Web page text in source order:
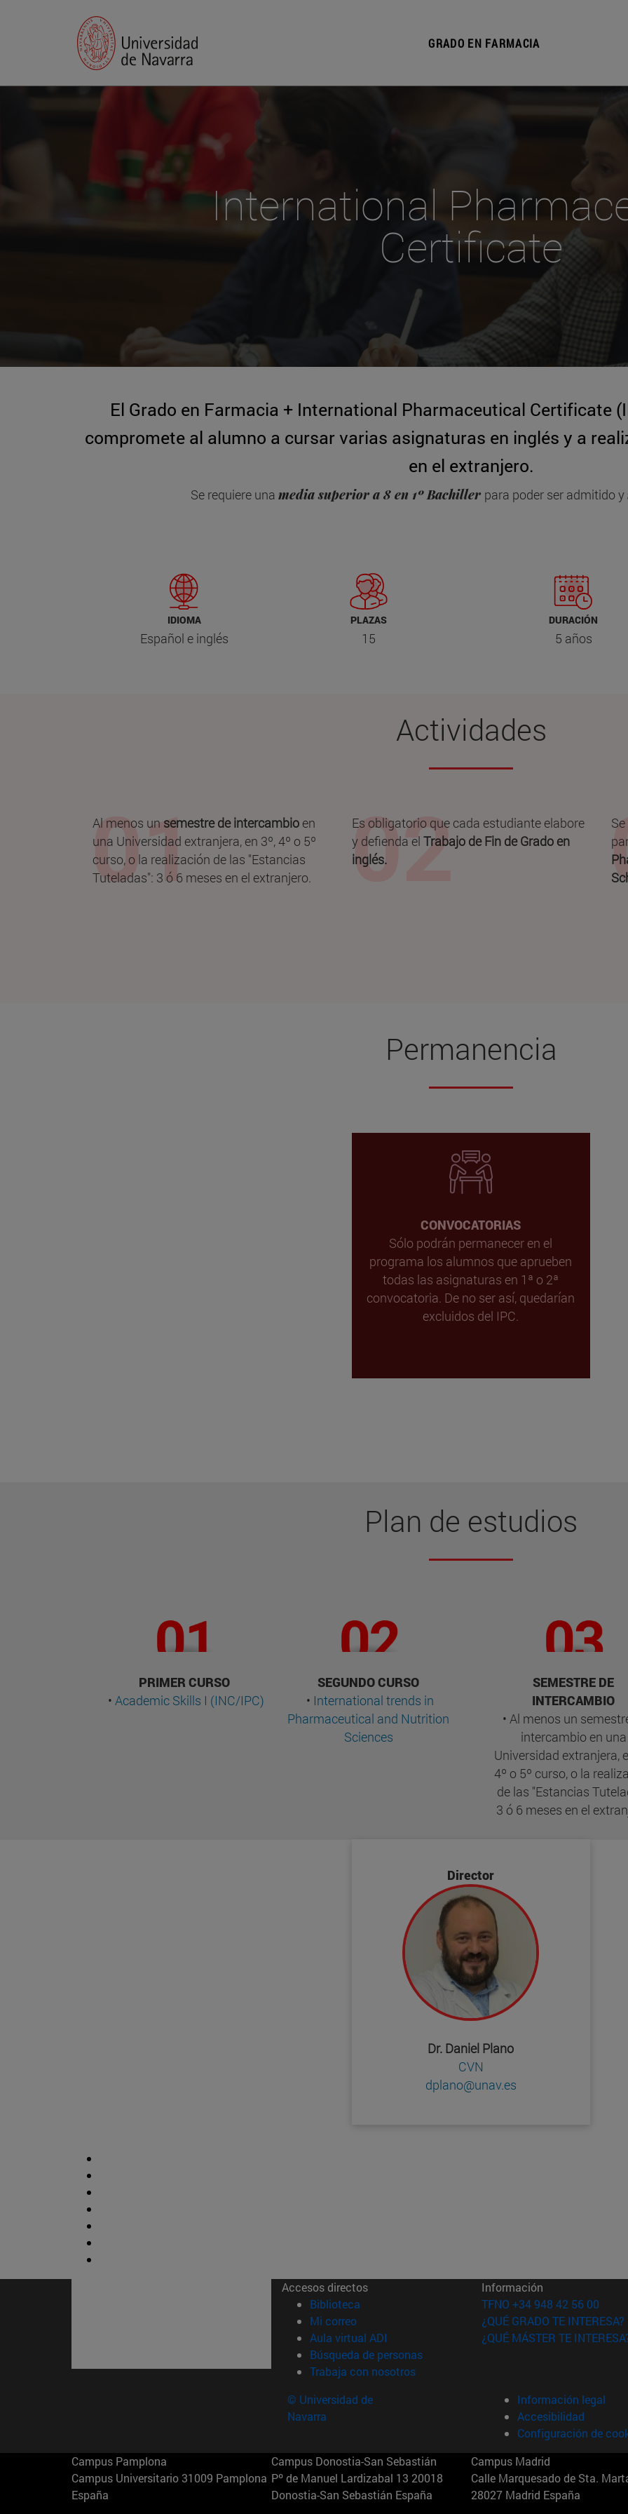
GRADO EN FARMACIA
International
Certificate
El Grado en Farmacia + International Pharmaceutical Certificate
compromete al alumno a cursar varias asignaturas en inglés y a
en el extranjero.
Se requiere una media superior a 8 en 1º Bachiller para poder ser admitido y
IDIOMA
Español e inglés
PLAZAS
15
DURACIÓN
5 años
Actividades
Al menos un semestre de intercambio en
una Universidad extranjera, en 3º, 4º o 5º
curso, o la realización de las "Estancias
Tuteladas": 3 ó 6 meses en el extranjero.
Es obligatorio que cada estudiante elabore
y defienda el Trabajo de Fin de Grado en
inglés.
Permanencia
CONVOCATORIAS
Sólo podrán permanecer en el
programa los alumnos que aprueben
todas las asignaturas en 1ª o 2ª
convocatoria. De no ser así, quedarían
excluidos del IPC.
Plan de estudios
PRIMER CURSO
• Academic Skills I (INC/IPC)
SEGUNDO CURSO
• International trends in
Pharmaceutical and Nutrition
Sciences
SEMESTRE DE
INTERCAMBIO
• Al menos un
intercambio en una
Universidad extranjera,
4º o 5º curso, o la
de las "Estancias
3 ó 6 meses en el
Director
Dr. Daniel Plano
CVN
dplano@unav.es
Accesos directos
Biblioteca (abre en nueva ventana)
Mi correo(abre en nueva ventana)
Aula virtual ADI (abre en nueva ventana)
Búsqueda de personas(abre en nueva ventana)
Trabaja con nosotros(abre en nueva ventana)
Información
TFNO +34 948 42 56 00
¿QUÉ GRADO TE INTERESA?
¿QUÉ MÁSTER TE
© Universidad de
Navarra
Información legal
Accesibilidad
Configuración de
Campus Pamplona
Campus Universitario 31009 Pamplona
España
Campus Donostia-San Sebastián
Pº de Manuel Lardizabal 13 20018
Donostia-San Sebastián España
Campus Madrid
Calle Marquesado de Sta.
28027 Madrid España